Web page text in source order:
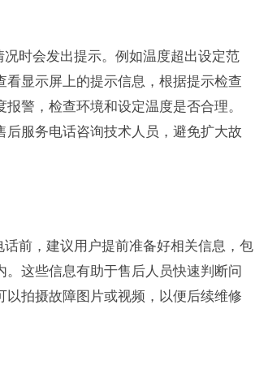
时会发出提示。例如温度超出设定范
显示屏上的提示信息，根据提示检查
警，检查环境和设定温度是否合理。
服务电话咨询技术人员，避免扩大故
前，建议用户提前准备好相关信息，包
这些信息有助于售后人员快速判断问
拍摄故障图片或视频，以便后续维修